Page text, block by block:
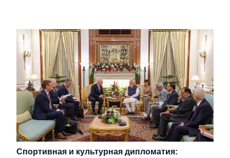
Спортивная и культурная дипломатия: